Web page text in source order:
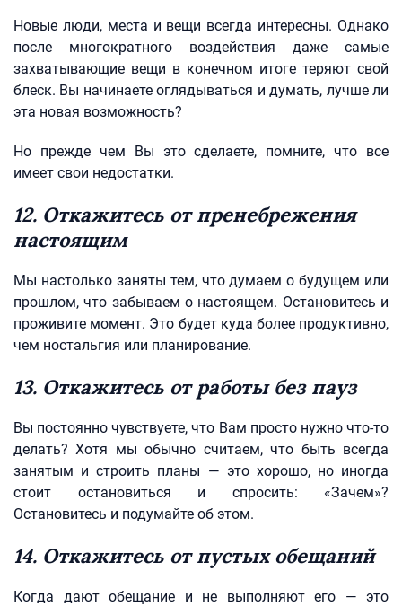
Новые люди, места и вещи всегда интересны. Однако
после многократного воздействия даже самые
захватывающие вещи в конечном итоге теряют свой
блеск. Вы начинаете оглядываться и думать, лучше ли
эта новая возможность?
Но прежде чем Вы это сделаете, помните, что все
имеет свои недостатки.
12. Откажитесь от пренебрежения
настоящим
Мы настолько заняты тем, что думаем о будущем или
прошлом, что забываем о настоящем. Остановитесь и
проживите момент. Это будет куда более продуктивно,
чем ностальгия или планирование.
13. Откажитесь от работы без пауз
Вы постоянно чувствуете, что Вам просто нужно что-то
делать? Хотя мы обычно считаем, что быть всегда
занятым и строить планы — это хорошо, но иногда
стоит остановиться и спросить: «Зачем»?
Остановитесь и подумайте об этом.
14. Откажитесь от пустых обещаний
Когда дают обещание и не выполняют его — это